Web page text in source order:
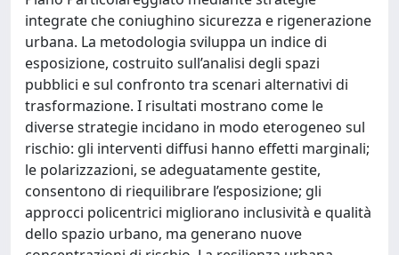
integrate che coniughino sicurezza e rigenerazione
urbana. La metodologia sviluppa un indice di
esposizione, costruito sull’analisi degli spazi
pubblici e sul confronto tra scenari alternativi di
trasformazione. I risultati mostrano come le
diverse strategie incidano in modo eterogeneo sul
rischio: gli interventi diffusi hanno effetti marginali;
le polarizzazioni, se adeguatamente gestite,
consentono di riequilibrare l’esposizione; gli
approcci policentrici migliorano inclusività e qualità
dello spazio urbano, ma generano nuove